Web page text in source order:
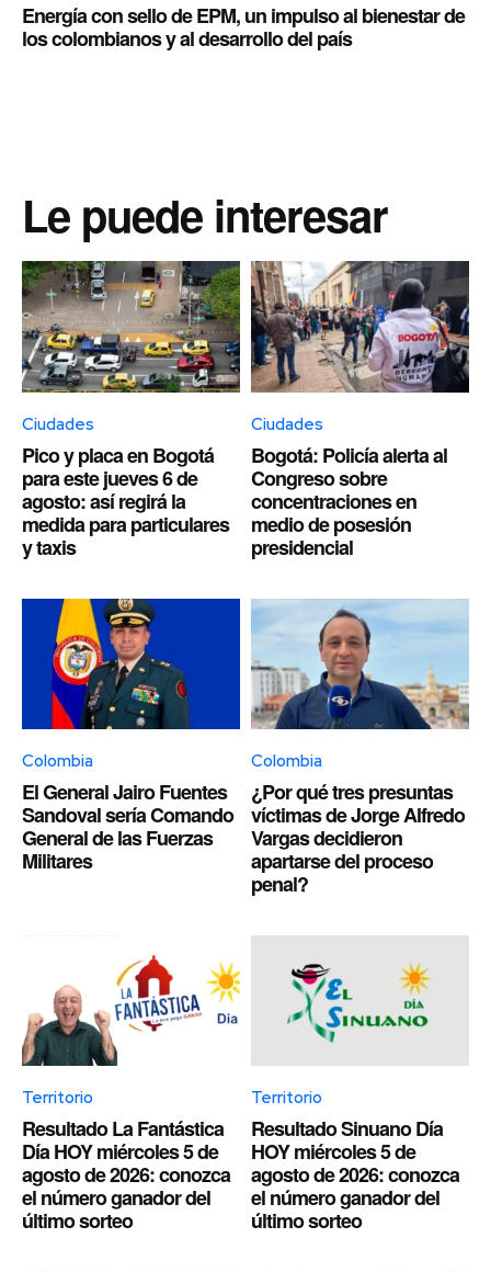
Energía con sello de EPM, un impulso al bienestar de
los colombianos y al desarrollo del país
Le puede interesar
Ciudades
Pico y placa en Bogotá
para este jueves 6 de
agosto: así regirá la
medida para particulares
y taxis
Ciudades
Bogotá: Policía alerta al
Congreso sobre
concentraciones en
medio de posesión
presidencial
Colombia
El General Jairo Fuentes
Sandoval sería Comando
General de las Fuerzas
Militares
Colombia
¿Por qué tres presuntas
víctimas de Jorge Alfredo
Vargas decidieron
apartarse del proceso
penal?
Territorio
Resultado La Fantástica
Día HOY miércoles 5 de
agosto de 2026: conozca
el número ganador del
último sorteo
Territorio
Resultado Sinuano Día
HOY miércoles 5 de
agosto de 2026: conozca
el número ganador del
último sorteo